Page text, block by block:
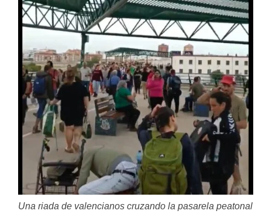
Una riada de valencianos cruzando la pasarela peatonal